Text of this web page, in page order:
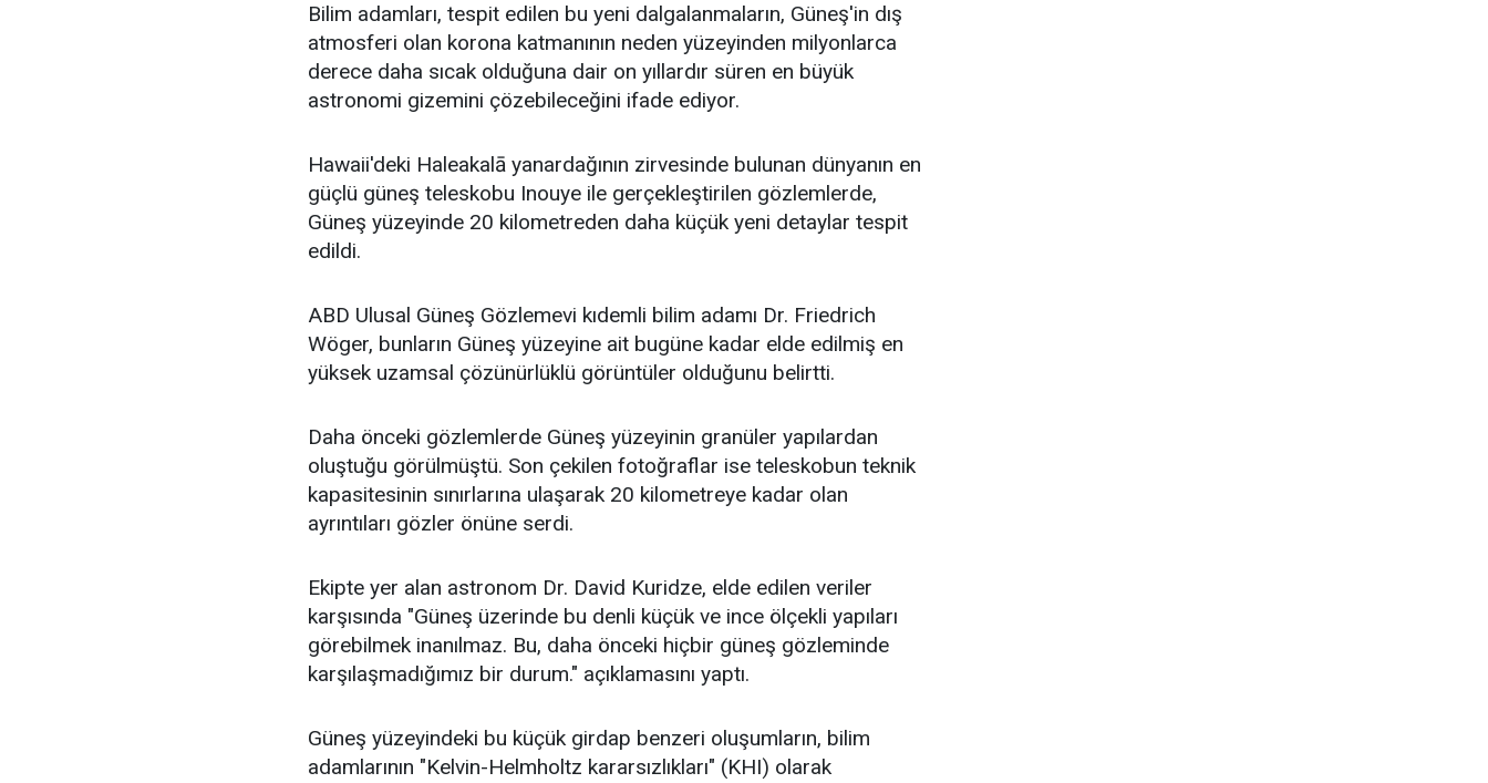
Bilim adamları, tespit edilen bu yeni dalgalanmaların, Güneş'in dış
atmosferi olan korona katmanının neden yüzeyinden milyonlarca
derece daha sıcak olduğuna dair on yıllardır süren en büyük
astronomi gizemini çözebileceğini ifade ediyor.
Hawaii'deki Haleakalā yanardağının zirvesinde bulunan dünyanın en
güçlü güneş teleskobu Inouye ile gerçekleştirilen gözlemlerde,
Güneş yüzeyinde 20 kilometreden daha küçük yeni detaylar tespit
edildi.
ABD Ulusal Güneş Gözlemevi kıdemli bilim adamı Dr. Friedrich
Wöger, bunların Güneş yüzeyine ait bugüne kadar elde edilmiş en
yüksek uzamsal çözünürlüklü görüntüler olduğunu belirtti.
Daha önceki gözlemlerde Güneş yüzeyinin granüler yapılardan
oluştuğu görülmüştü. Son çekilen fotoğraflar ise teleskobun teknik
kapasitesinin sınırlarına ulaşarak 20 kilometreye kadar olan
ayrıntıları gözler önüne serdi.
Ekipte yer alan astronom Dr. David Kuridze, elde edilen veriler
karşısında "Güneş üzerinde bu denli küçük ve ince ölçekli yapıları
görebilmek inanılmaz. Bu, daha önceki hiçbir güneş gözleminde
karşılaşmadığımız bir durum." açıklamasını yaptı.
Güneş yüzeyindeki bu küçük girdap benzeri oluşumların, bilim
adamlarının "Kelvin-Helmholtz kararsızlıkları" (KHI) olarak